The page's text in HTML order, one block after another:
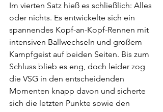
Im vierten Satz hieß es schließlich: Alles
oder nichts. Es entwickelte sich ein
spannendes Kopf-an-Kopf-Rennen mit
intensiven Ballwechseln und großem
Kampfgeist auf beiden Seiten. Bis zum
Schluss blieb es eng, doch leider zog
die VSG in den entscheidenden
Momenten knapp davon und sicherte
sich die letzten Punkte sowie den